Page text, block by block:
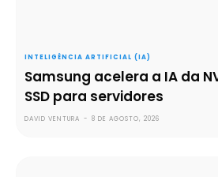
INTELIGÊNCIA ARTIFICIAL (IA)
Samsung acelera a IA da
SSD para servidores
DAVID VENTURA - 8 DE AGOSTO, 2026